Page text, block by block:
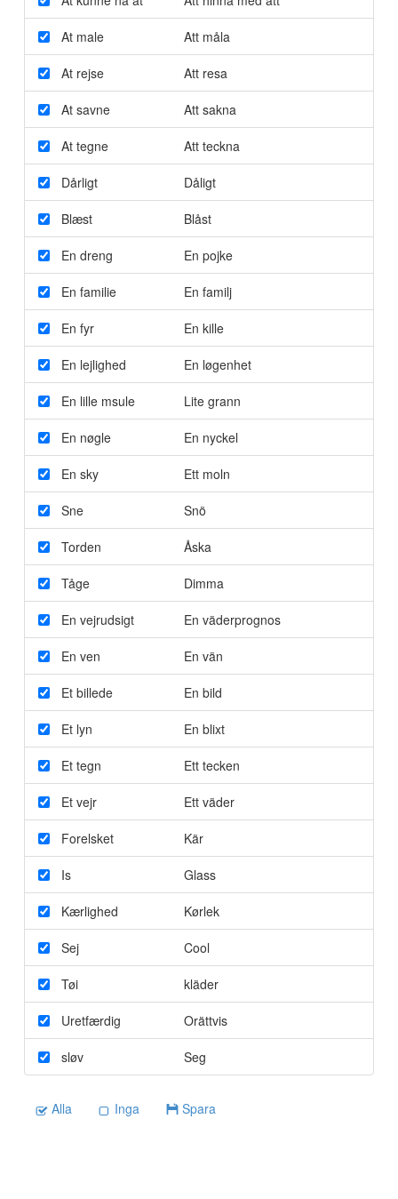
At male Att måla
At rejse Att resa
At savne Att sakna
At tegne Att teckna
Dårligt Dåligt
Blæst Blåst
En dreng En pojke
En familie En familj
En fyr En kille
En lejlighed En løgenhet
En lille msule Lite grann
En nøgle En nyckel
En sky Ett moln
Sne Snö
Torden Åska
Tåge Dimma
En vejrudsigt En väderprognos
En ven En vän
Et billede En bild
Et lyn En blixt
Et tegn Ett tecken
Et vejr Ett väder
Forelsket Kär
Is Glass
Kærlighed Kørlek
Sej Cool
Tøi kläder
Uretfærdig Orättvis
sløv Seg
Alla Inga Spara